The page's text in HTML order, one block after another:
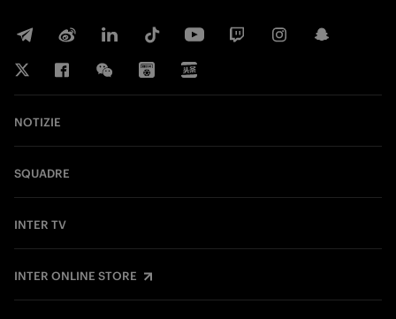
NOTIZIE
SQUADRE
INTER TV
INTER ONLINE STORE